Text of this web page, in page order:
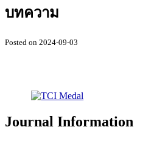
บทความ
Posted on 2024-09-03
Journal Information